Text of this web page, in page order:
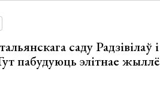
саду Радзівілаў і
пабудуюць элітнае жыллё